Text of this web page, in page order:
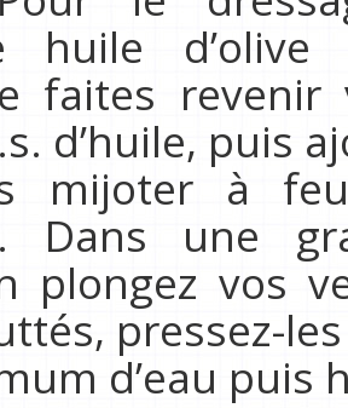
huile
faites
d’huile, puis
mijoter à
Dans une
plongez vos
pressez-
d’eau puis